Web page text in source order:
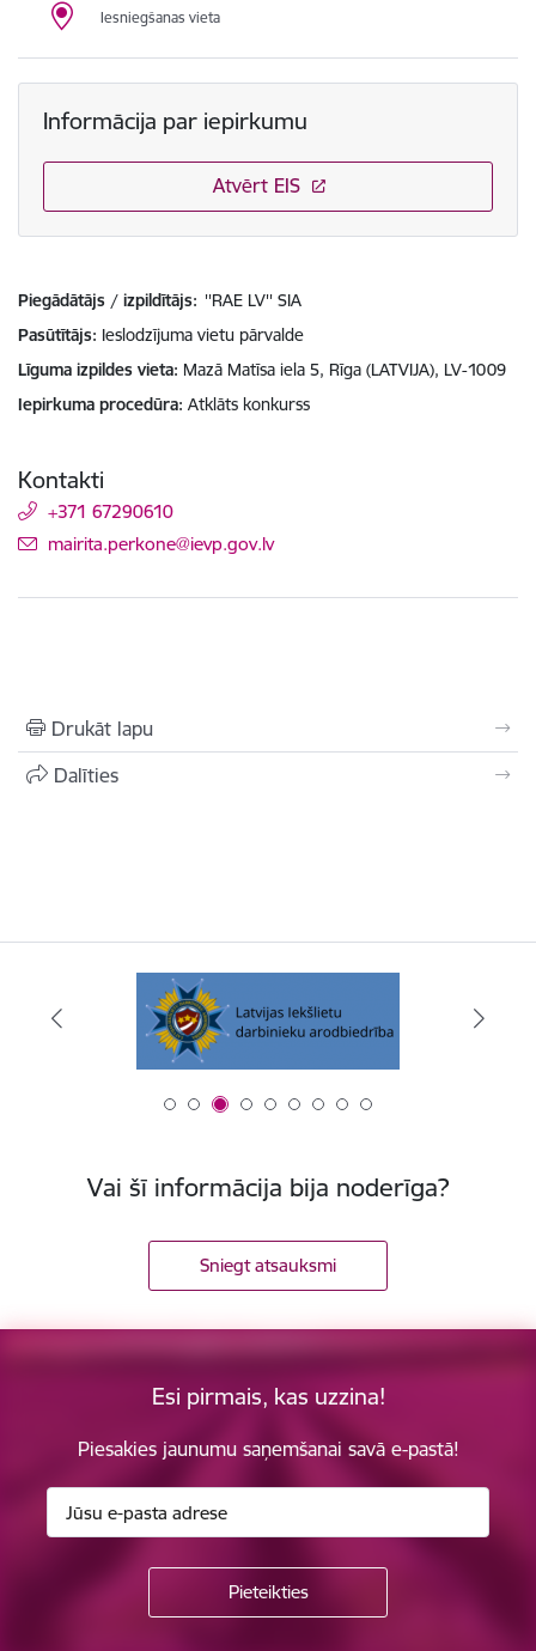
Iesniegšanas vieta
Informācija par iepirkumu
Atvērt EIS
Piegādātājs / izpildītājs: ''RAE LV'' SIA
Pasūtītājs Ieslodzījuma vietu pārvalde
Līguma izpildes vieta Mazā Matīsa iela 5, Rīga (LATVIJA), LV-1009
Iepirkuma procedūra Atklāts konkurss
Kontakti
+371 67290610
E-pasts:
mairita.perkone@ievp.gov.lv
Drukāt lapu
Dalīties
Vai šī informācija bija noderīga?
Sniegt atsauksmi
Esi pirmais, kas uzzina!
Piesakies jaunumu saņemšanai savā e-pastā!